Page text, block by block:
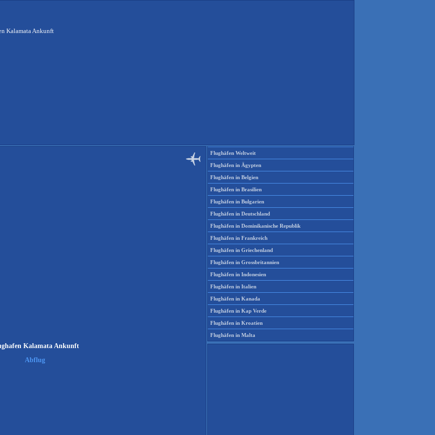
Kalamata Ankunft
Kalamata Ankunft
Abflug
Flughäfen Weltweit
Flughäfen in Ägypten
Flughäfen in Belgien
Flughäfen in Brasilien
Flughäfen in Bulgarien
Flughäfen in Deutschland
Flughäfen in Dominikanische Republik
Flughäfen in Frankreich
Flughäfen in Griechenland
Flughäfen in Grossbritannien
Flughäfen in Indonesien
Flughäfen in Italien
Flughäfen in Kanada
Flughäfen in Kap Verde
Flughäfen in Kroatien
Flughäfen in Malta